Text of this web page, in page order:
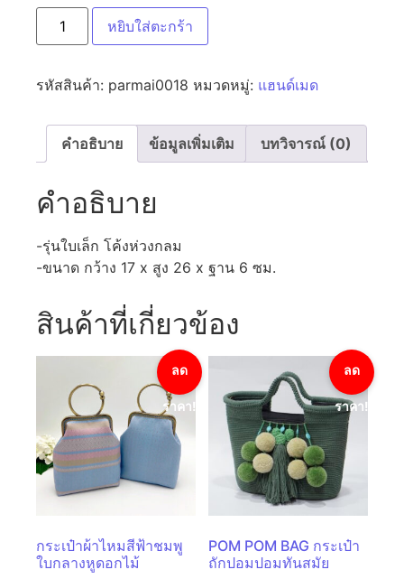
หยิบใส่ตะกร้า
รหัสสินค้า: parmai0018 หมวดหมู่: แฮนด์เมด
คำอธิบาย ข้อมูลเพิ่มเติม บทวิจารณ์ (0)
คำอธิบาย
-รุ่นใบเล็ก โค้งห่วงกลม
-ขนาด กว้าง 17 x สูง 26 x ฐาน 6 ซม.
สินค้าที่เกี่ยวข้อง
ลด
ราคา!
กระเป๋าผ้าไหมสีฟ้าชมพู
ใบกลางหูดอกไม้
ลด
ราคา!
POM POM BAG กระเป๋า
ถักปอมปอมทันสมัย